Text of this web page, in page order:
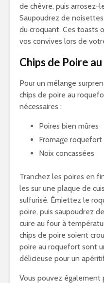
de chèvre, puis arrosez-
Saupoudrez de
du croquant. Ces toasts
vos convives lors de
Chips de Poire
Pour un mélange
chips de poire au
nécessaires :
Poires bien mûres
Fromage roquefort
Noix concassées
Tranchez les poires en
les sur une plaque de
sulfurisé. Émiettez le
poire, puis saupoudrez
cuire au four à
chips de poire soient
poire au roquefort sont
délicieuse pour un
Vous pouvez également